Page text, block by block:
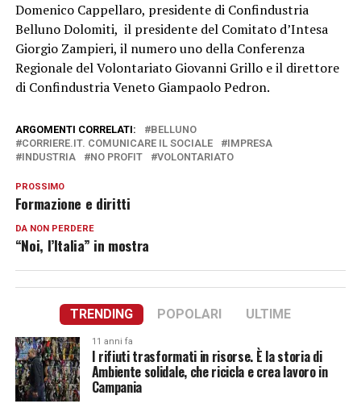
Domenico Cappellaro, presidente di Confindustria
Belluno Dolomiti, il presidente del Comitato d’Intesa
Giorgio Zampieri, il numero uno della Conferenza
Regionale del Volontariato Giovanni Grillo e il direttore
di Confindustria Veneto Giampaolo Pedron.
ARGOMENTI CORRELATI:
BELLUNO
CORRIERE.IT. COMUNICARE IL SOCIALE
IMPRESA
INDUSTRIA
NO PROFIT VOLONTARIATO
PROSSIMO
Formazione e diritti
DA NON PERDERE
“Noi, l’Italia” in mostra
TRENDING POPOLARI ULTIME
11 anni fa
I rifiuti trasformati in risorse. È la storia di
Ambiente solidale, che ricicla e crea lavoro in
Campania